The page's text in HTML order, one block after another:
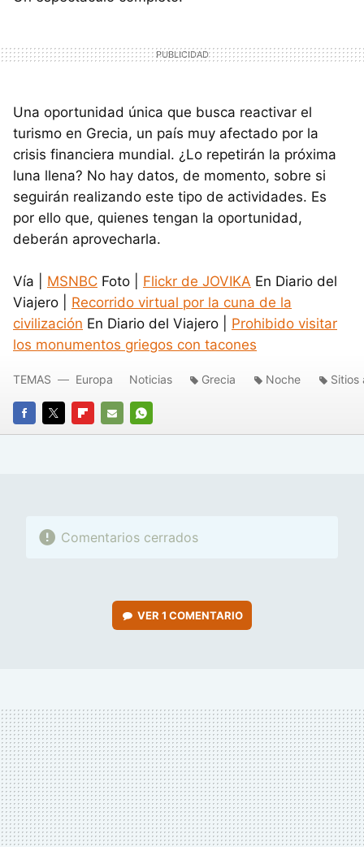
Una oportunidad única que busca reactivar el
turismo en Grecia, un país muy afectado por la
crisis financiera mundial. ¿Lo repetirán la próxima
luna llena? No hay datos, de momento, sobre si
seguirán realizando este tipo de actividades. Es
por ello que, quienes tengan la oportunidad,
deberán aprovecharla.
Vía | MSNBC Foto | Flickr de JOVIKA En Diario del
Viajero | Recorrido virtual por la cuna de la
civilización En Diario del Viajero | Prohibido visitar
los monumentos griegos con tacones
FACEBOOK
TWITTERFLIPBOARD
E-
WHATSAPP
TEMAS Europa Noticias Grecia Noche Sitios
Comentarios cerrados
VER 1 COMENTARIO